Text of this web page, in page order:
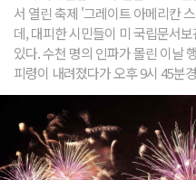
서 열린 축제 '그레이트 아메리칸
데, 대피한 시민들이 미 국립문서
있다. 수천 명의 인파가 몰린 이날
피령이 내려졌다가 오후 9시 45분